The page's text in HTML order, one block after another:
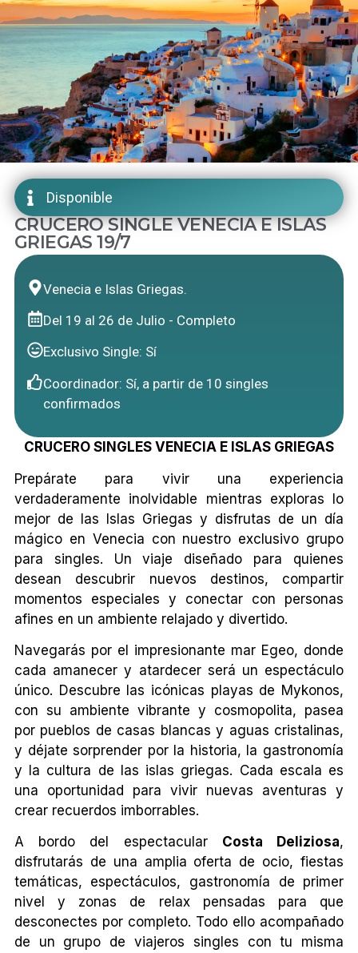
Disponible
CRUCERO SINGLE VENECIA E ISLAS
GRIEGAS 19/7
Venecia e Islas Griegas.
Del 19 al 26 de Julio - Completo
Exclusivo Single: Sí
Coordinador: Sí, a partir de 10 singles
confirmados
CRUCERO SINGLES VENECIA E ISLAS GRIEGAS
Prepárate para vivir una experiencia
verdaderamente inolvidable mientras exploras lo
mejor de las Islas Griegas y disfrutas de un día
mágico en Venecia con nuestro exclusivo grupo
para singles. Un viaje diseñado para quienes
desean descubrir nuevos destinos, compartir
momentos especiales y conectar con personas
afines en un ambiente relajado y divertido.
Navegarás por el impresionante mar Egeo, donde
cada amanecer y atardecer será un espectáculo
único. Descubre las icónicas playas de Mykonos,
con su ambiente vibrante y cosmopolita, pasea
por pueblos de casas blancas y aguas cristalinas,
y déjate sorprender por la historia, la gastronomía
y la cultura de las islas griegas. Cada escala es
una oportunidad para vivir nuevas aventuras y
crear recuerdos imborrables.
A bordo del espectacular Costa Deliziosa,
disfrutarás de una amplia oferta de ocio, fiestas
temáticas, espectáculos, gastronomía de primer
nivel y zonas de relax pensadas para que
desconectes por completo. Todo ello acompañado
de un grupo de viajeros singles con tu misma